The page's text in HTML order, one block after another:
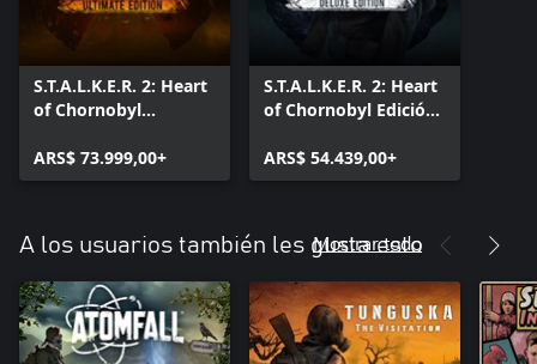
S.T.A.L.K.E.R. 2: Heart
of Chornobyl
ARS$ 73.999,00+
S.T.A.L.K.E.R. 2: Heart
of Chornobyl Edición
ARS$ 54.439,00+
A los usuarios también les gusta esto
Mostrar todo